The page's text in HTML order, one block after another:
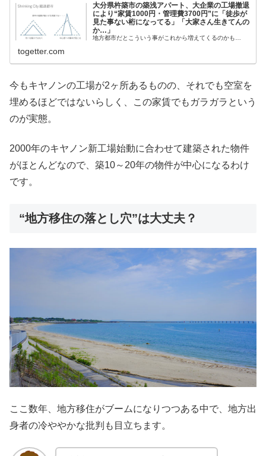
大分県杵築市の築浅アパート、大企業の工場撤退
により“家賃1000円・管理費3700円”に「徒歩が
見た事ない桁になってる」「大家さん生きてんの
か…」
地方都市だとこういう事がこれから増えてくるのかも…
togetter.com
今もキヤノンの工場が2ヶ所あるものの、それでも空室を
埋めるほどではないらしく、この家賃でもガラガラという
のが実態。
2000年のキヤノン新工場始動に合わせて建築された物件
がほとんどなので、築10～20年の物件が中心になるわけ
です。
“地方移住の落とし穴”は大丈夫？
ここ数年、地方移住がブームになりつつある中で、地方出
身者の冷ややかな批判も目立ちます。